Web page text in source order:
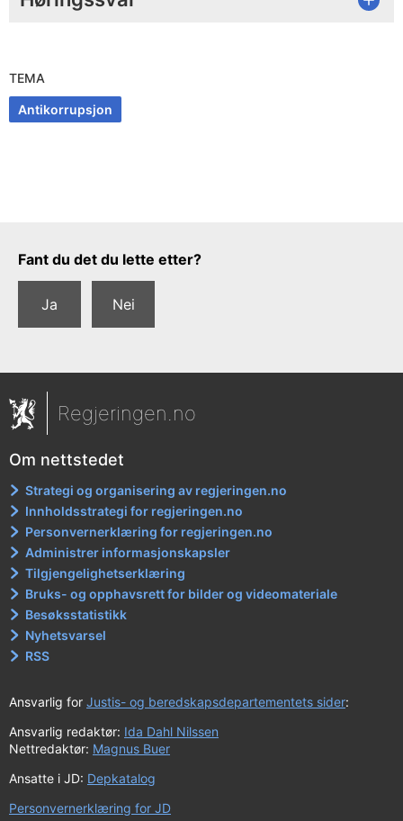
TEMA
Antikorrupsjon
Tilbakemeldingsskjema
Fant du det du lette etter?
Ja Nei
Regjeringen.no
Om nettstedet
Strategi og organisering av regjeringen.no
Innholdsstrategi for regjeringen.no
Personvernerklæring for regjeringen.no
Administrer informasjonskapsler
Tilgjengelighetserklæring
Bruks- og opphavsrett for bilder og videomateriale
Besøksstatistikk
Nyhetsvarsel
RSS
Ansvarlig for Justis- og beredskapsdepartementets sider:
Ansvarlig redaktør: Ida Dahl Nilssen
Nettredaktør: Magnus Buer
Ansatte i JD: Depkatalog
Personvernerklæring for JD